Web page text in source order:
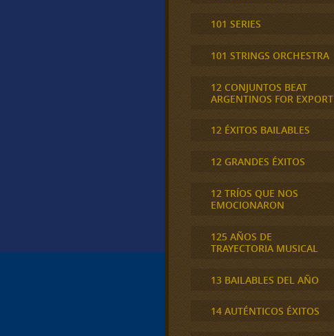
101 SERIES
101 STRINGS ORCHESTRA
12 CONJUNTOS BEAT
ARGENTINOS FOR EXPORT
12 ÉXITOS BAILABLES
12 GRANDES ÉXITOS
12 TRÍOS QUE NOS
EMOCIONARON
125 AÑOS DE
TRAYECTORIA MUSICAL
13 BAILABLES DEL AÑO
14 AUTÉNTICOS ÉXITOS